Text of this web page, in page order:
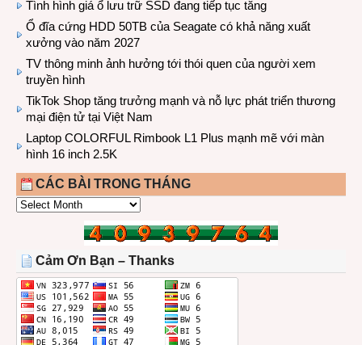
Tình hình giá ổ lưu trữ SSD đang tiếp tục tăng
Ổ đĩa cứng HDD 50TB của Seagate có khả năng xuất
xưởng vào năm 2027
TV thông minh ảnh hưởng tới thói quen của người xem
truyền hình
TikTok Shop tăng trưởng mạnh và nỗ lực phát triển thương
mại điện tử tại Việt Nam
Laptop COLORFUL Rimbook L1 Plus mạnh mẽ với màn
hình 16 inch 2.5K
CÁC BÀI TRONG THÁNG
CÁC
THÁNG
Cảm Ơn Bạn – Thanks